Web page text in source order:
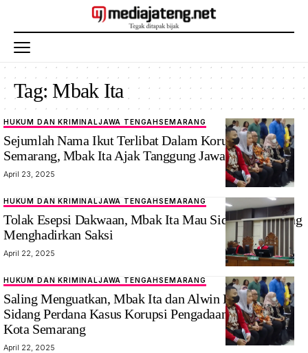
Tag:Mbak Ita
HUKUM DAN KRIMINALJAWA TENGAHSEMARANG
Sejumlah Nama Ikut Terlibat Dalam Korupsi Kota
Semarang, Mbak Ita Ajak Tanggung Jawab Bersama
April 23, 2025
HUKUM DAN KRIMINALJAWA TENGAHSEMARANG
Tolak Esepsi Dakwaan, Mbak Ita Mau Sidang Langsung
Menghadirkan Saksi
April 22, 2025
HUKUM DAN KRIMINALJAWA TENGAHSEMARANG
Saling Menguatkan, Mbak Ita dan Alwin Basri Hadapi
Sidang Perdana Kasus Korupsi Pengadaan Barang di
Kota Semarang
April 22, 2025